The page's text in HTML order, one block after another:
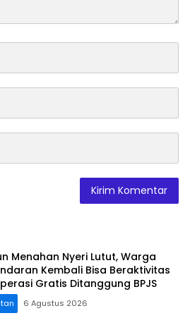
Menahan Nyeri Lutut, Warga
Kembali Bisa Beraktivitas
Gratis Ditanggung BPJS
6 Agustus 2026